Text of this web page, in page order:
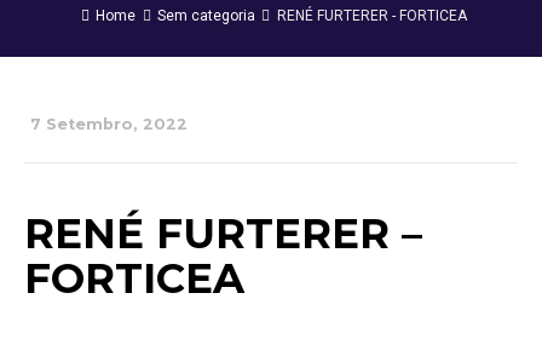
Home Sem categoria RENÉ FURTERER - FORTICEA
7 Setembro, 2022
RENÉ FURTERER –
FORTICEA